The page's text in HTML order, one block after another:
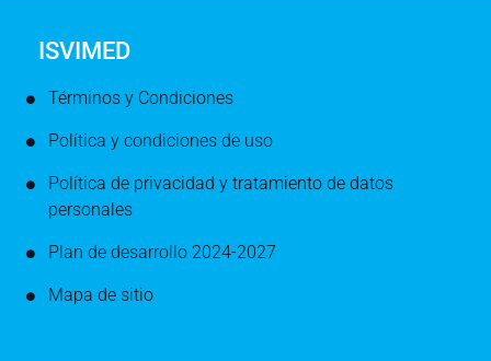
ISVIMED
Términos y Condiciones
Política y condiciones de uso
Política de privacidad y tratamiento de datos
personales
Plan de desarrollo 2024-2027
Mapa de sitio